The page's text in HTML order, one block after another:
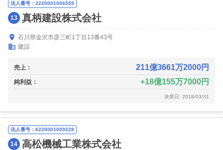
法人番号：2220001006559
13 真柄建設株式会社
石川県金沢市彦三町1丁目13番43号
建設
売上： 211億3661万2000円
純利益： 18億155万7000円
決算日: 2018/03/31
法人番号：6220001009228
14 高松機械工業株式会社